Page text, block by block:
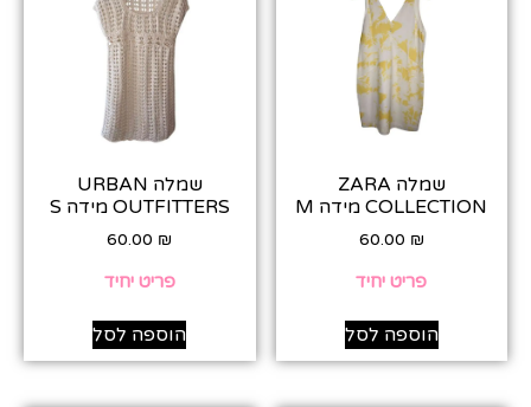
שמלה ZARA
COLLECTION מידה M
60.00 ₪
פריט יחיד
הוספה לסל
שמלה URBAN
OUTFITTERS מידה S
60.00 ₪
פריט יחיד
הוספה לסל